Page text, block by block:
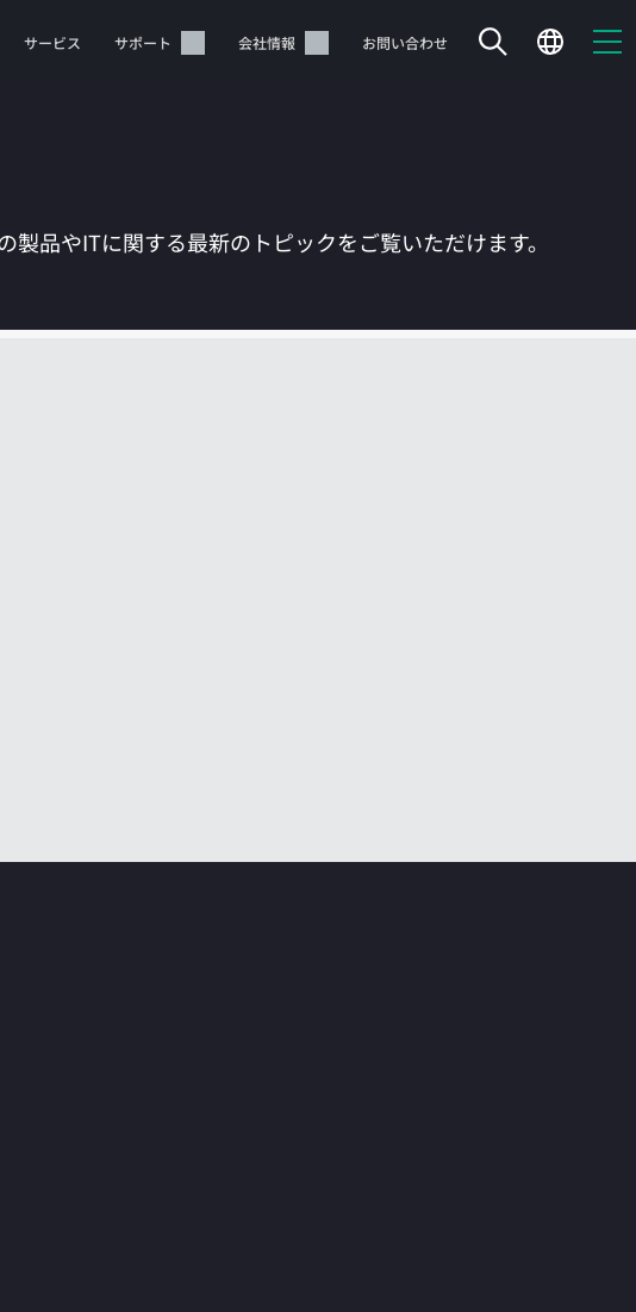
サービス サポート 会社情報 お問い合わせ
品やITに関する最新のトピックをご覧いただけます。